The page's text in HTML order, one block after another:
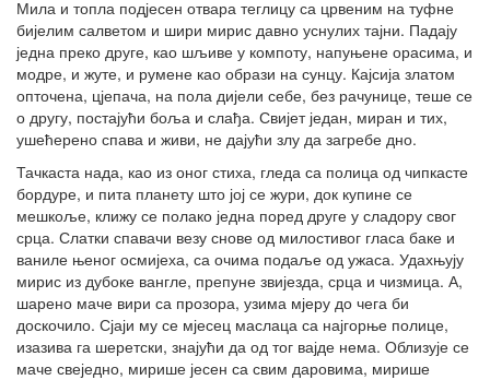
Мила и топла подјесен отвара теглицу са црвеним на туфне
бијелим салветом и шири мирис давно уснулих тајни. Падају
једна преко друге, као шљиве у компоту, напуњене орасима, и
модре, и жуте, и румене као образи на сунцу. Кајсија златом
опточена, цјепача, на пола дијели себе, без рачунице, теше се
о другу, постајући боља и слађа. Свијет један, миран и тих,
ушећерено спава и живи, не дајући злу да загребе дно.
Тачкаста нада, као из оног стиха, гледа са полица од чипкасте
бордуре, и пита планету што јој се жури, док купине се
мешкоље, клижу се полако једна поред друге у сладору свог
срца. Слатки спавачи везу снове од милостивог гласа баке и
ваниле њеног осмијеха, са очима подаље од ужаса. Удахњују
мирис из дубоке вангле, препуне звијезда, срца и чизмица. А,
шарено маче вири са прозора, узима мјеру до чега би
доскочило. Сјаји му се мјесец маслаца са најгорње полице,
изазива га шеретски, знајући да од тог вајде нема. Облизује се
маче свеједно, мирише јесен са свим даровима, мирише